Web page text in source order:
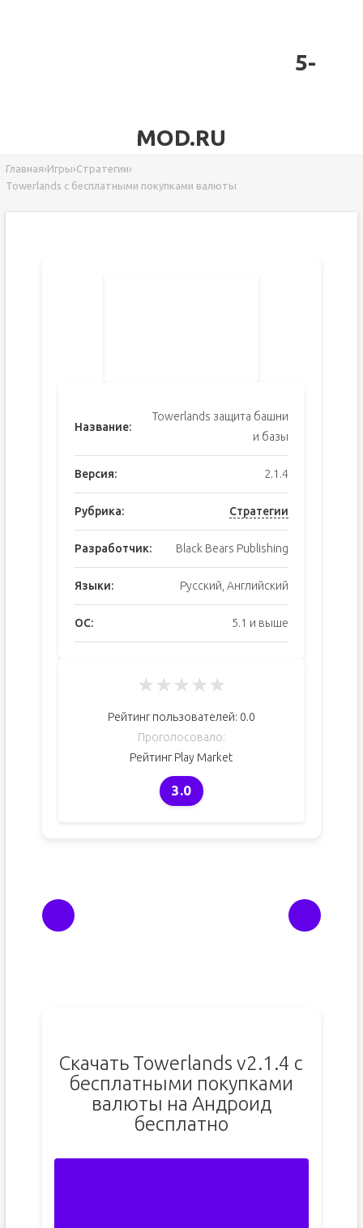
5-
MOD.RU
Главная›Игры›Стратегии›
Towerlands с бесплатными покупками валюты
Название:
Towerlands защита башни
и базы
Версия: 2.1.4
Рубрика: Стратегии
Разработчик: Black Bears Publishing
Языки: Русский, Английский
ОС: 5.1 и выше
★★★★★
Рейтинг пользователей: 0.0
Проголосовало:
Рейтинг Play Market
3.0
Скачать Towerlands v2.1.4 с
бесплатными покупками
валюты на Андроид
бесплатно